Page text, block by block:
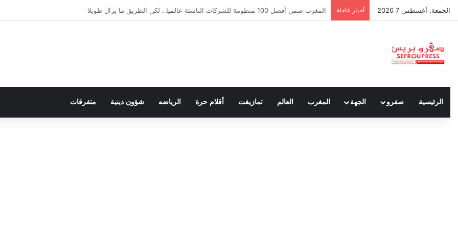
الجمعة, أغسطس 7 2026 أخبار عاجلة سبتة ومليلية… حين يتحدث أنصار الديمقراطية بلسان الاستعمار
الرئيسية صفرو الجهة المغرب العالم تمازيغت أقلام حرة الرياضه شؤون دينية متفرقات